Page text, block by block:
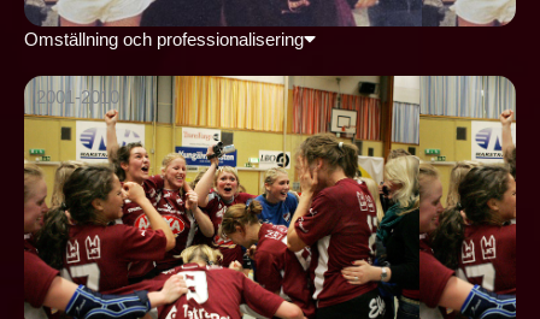
Omställning och professionalisering
2001-2010